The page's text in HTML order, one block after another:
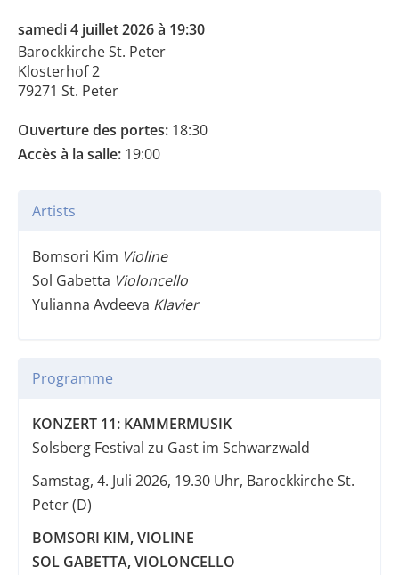
samedi 4 juillet 2026 à 19:30
Barockkirche St. Peter
Klosterhof 2
79271 St. Peter
Ouverture des portes: 18:30
Accès à la salle: 19:00
Artists
Bomsori Kim Violine
Sol Gabetta Violoncello
Yulianna Avdeeva Klavier
Programme
KONZERT 11: KAMMERMUSIK
Solsberg Festival zu Gast im Schwarzwald
Samstag, 4. Juli 2026, 19.30 Uhr, Barockkirche St.
Peter (D)
BOMSORI KIM, VIOLINE
SOL GABETTA, VIOLONCELLO